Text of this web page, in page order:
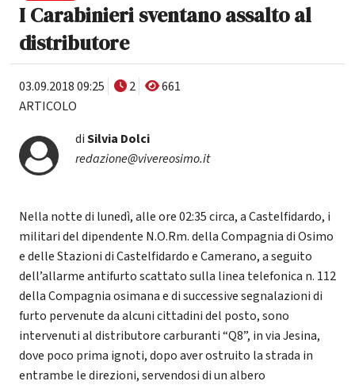
I Carabinieri sventano assalto al
distributore
03.09.2018 09:25 2
661
ARTICOLO
diSilvia Dolci
redazione@vivereosimo.it
Nella notte di lunedì, alle ore 02:35 circa, a Castelfidardo, i
militari del dipendente N.O.Rm. della Compagnia di Osimo
e delle Stazioni di Castelfidardo e Camerano, a seguito
dell’allarme antifurto scattato sulla linea telefonica n. 112
della Compagnia osimana e di successive segnalazioni di
furto pervenute da alcuni cittadini del posto, sono
intervenuti al distributore carburanti “Q8”, in via Jesina,
dove poco prima ignoti, dopo aver ostruito la strada in
entrambe le direzioni, servendosi di un albero